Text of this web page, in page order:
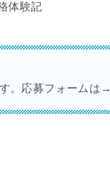
体験記
。応募フォームは→